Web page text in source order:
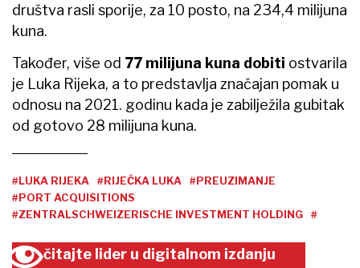
društva rasli sporije, za 10 posto, na 234,4 milijuna
kuna.
Također, više od 77 milijuna kuna dobiti ostvarila
je Luka Rijeka, a to predstavlja značajan pomak u
odnosu na 2021. godinu kada je zabilježila gubitak
od gotovo 28 milijuna kuna.
#LUKA RIJEKA #RIJEČKA LUKA
#PREUZIMANJE
#PORT ACQUISITIONS
#ZENTRALSCHWEIZERISCHE INVESTMENT HOLDING
#
čitajte lider u digitalnom izdanju